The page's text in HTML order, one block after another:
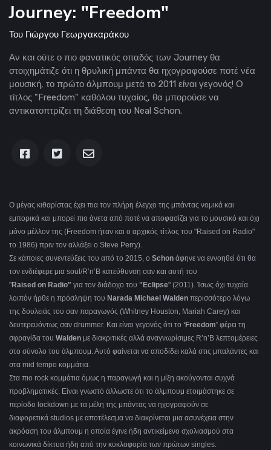
Journey: "Freedom"
Του Γιώργου Γεωργακαράκου
Αν και ούτε ο πιο φανατικός οπαδός των Journey θα
στοιχημάτιζε ότι η θρυλική μπάντα θα ηχογραφούσε ποτέ νέα
μουσική, το πρώτο άλμπουμ μετά το 2011 είναι γεγονός! Ο
τίτλος "Freedom" καθόλου τυχαίος, θα μπορούσε να
αντικατοπτρίζει τη διάθεση του Neal Schon.
Ο μέγας κιθαρίστας έχει πια τον πλήρη έλεγχο της μπάντας νομικά και
εμπορικά και μπορεί πιο άνετα από ποτέ να αποφασίζει για το μουσικό και όχι
μόνο μέλλον της (Freedom ήταν και ο αρχικός τίτλος του "Raised on Radio"
το 1986) πριν τον αλλάξει ο Steve Perry).
Σε κάποιες συνεντεύξεις του από το 2015, ο Schοn άφηνε να εννοηθεί ότι θα
τον ενδιέφερε μια soul/R’n’B κατεύθυνση σαν και αυτή του
"Raised on Radio" για τον διάδοχο του "Eclipse" (2011). Ίσως όχι τυχαία
λοιπόν ήρθε η πρόσληψη του Narada Michael Walden περισσότερο λόγω
της δουλειάς του σαν παραγωγός (Whitney Houston, Mariah Carey) και
δευτερευόντως σαν drummer. Και είναι γεγονός ότι το ‘Freedom’ φέρει τη
σφραγίδα του Walden με διακριτικές αλλά αναγνωρίσιμες R’n’B λεπτομέρειες
στο σύνολο του άλμπουμ. Αυτό φαίνεται να αποδίδει καλά στις μπαλάντες και
στα mid tempo κομμάτια.
Στα πιο rock κομμάτια όμως η παραγωγή και η μίξη ακούγονται συχνά
προβληματικές. Είναι γνωστό άλλωστε ότι το άλμπουμ ετοιμάστηκε σε
περίοδο lockdown με τα μέλη της μπάντας να ηχογραφούν σε
διαφορετικά studios με αποτέλεσμα να διακρίνεται μια ασυνέχεια στην
ακρόαση του άλμπουμ η οποία έγινε ήδη αντικείμενο σχολιασμού στα
κοινωνικά δίκτυα ήδη από την κυκλοφορία των πρώτων singles.